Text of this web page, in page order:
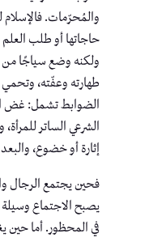
والمُحرّمات. فالإسلام
حاجاتها أو طلب
ولكنه وضع سياجًا من
طهارته وعفّته،
الضوابط تشمل: غض
الشرعي الساتر
إثارة أو خضوع،
فحين يجتمع الرجال
يصبح الاجتماع
في المحظور. أما حين